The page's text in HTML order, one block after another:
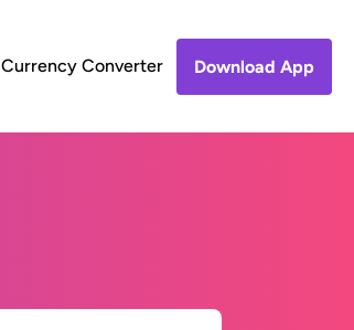
Currency Converter Download App